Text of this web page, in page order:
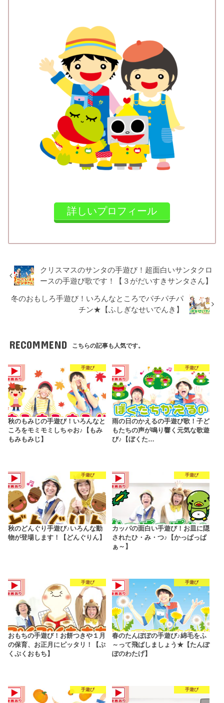
詳しいプロフィール
クリスマスのサンタの手遊び！超面白いサンタクロ
ースの手遊び歌です！【３がだいすきサンタさん】
冬のおもしろ手遊び！いろんなところでパチパチパ
チン★【ふしぎなせいでんき】
RECOMMEND こちらの記事も人気です。
手遊び
秋のもみじの手遊び！いろんなと
ころをモミモミしちゃお♪【もみ
もみもみじ】
手遊び
雨の日のかえるの手遊び歌！子ど
もたちの声が鳴り響く元気な歌遊
び♪【ぼくた…
手遊び
秋のどんぐり手遊び♪いろんな動
物が登場します！【どんぐりん】
手遊び
カッパの面白い手遊び！お皿に隠
されたひ・み・つ♪【かっぱっぱ
ぁ～】
手遊び
おもちの手遊び！お餅つきや１月
の保育、お正月にピッタリ！【ぷ
くぷくおもち】
手遊び
春のたんぽぽの手遊び♪綿毛をふ
～って飛ばしましょう★【たんぽ
ぽのわたげ】
手遊び 手遊び